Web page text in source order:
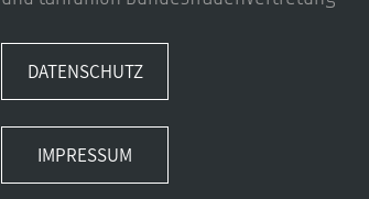
DATENSCHUTZ
IMPRESSUM